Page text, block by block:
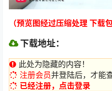
（预览图经过压缩处理 下载
下载地址：
此处为隐藏的内容！
注册会员并登陆后，才能
已经注册，点击登录